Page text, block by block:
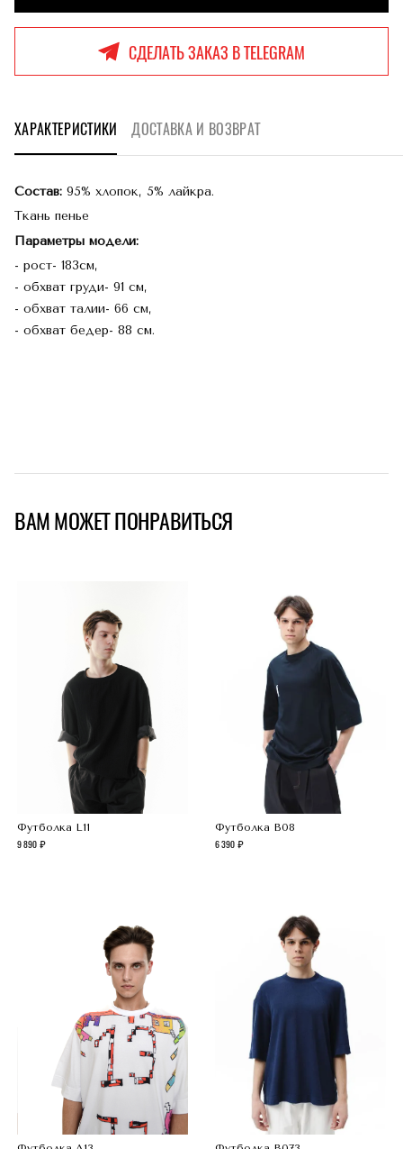
СДЕЛАТЬ ЗАКАЗ В TELEGRAM
ХАРАКТЕРИСТИКИ ДОСТАВКА И ВОЗВРАТ
Состав: 95% хлопок, 5% лайкра.
Ткань пенье
Параметры модели:
- рост- 183см,
- обхват груди- 91 см,
- обхват талии- 66 см,
- обхват бедер- 88 см.
ВАМ МОЖЕТ ПОНРАВИТЬСЯ
Футболка L11
9 890
Футболка B08
6 390